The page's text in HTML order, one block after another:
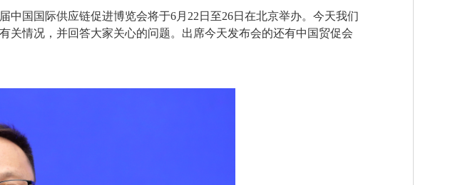
国国际供应链促进博览会将于6月22日至26日在北京举办。今天我们
关情况，并回答大家关心的问题。出席今天发布会的还有中国贸促会